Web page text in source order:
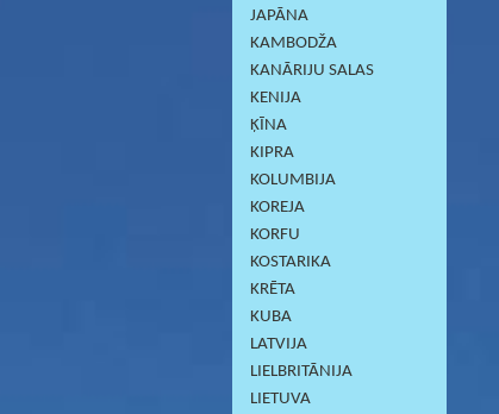
JAPĀNA
KAMBODŽA
KANĀRIJU SALAS
KENIJA
ĶĪNA
KIPRA
KOLUMBIJA
KOREJA
KORFU
KOSTARIKA
KRĒTA
KUBA
LATVIJA
LIELBRITĀNIJA
LIETUVA